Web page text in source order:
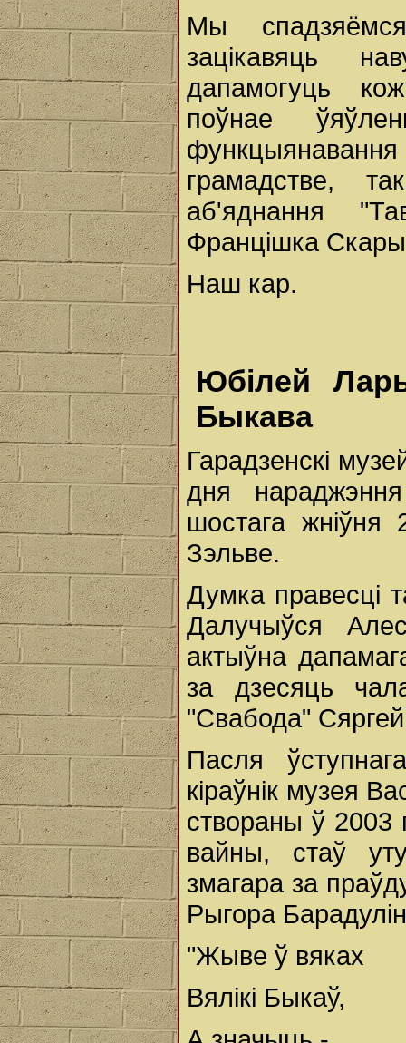
Мы
зацікавяць
дапамогуць
поўнае
грамадстве,
аб'яднання
Францішка
Наш кар.
Юбілей
Быкава
Гарадзенскі
дня
шостага жніўня
Зэльве.
Думка правесці
Далучыўся
актыўна
за дзесяць
"Свабода"
Пасля
кіраўнік музея
створаны ў 2003
вайны, стаў
змагара за
Рыгора
"Жыве ў вяках
Вялікі Быкаў,